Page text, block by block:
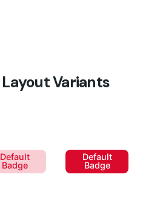
Layout Variants
Default
Badge
Default
Badge